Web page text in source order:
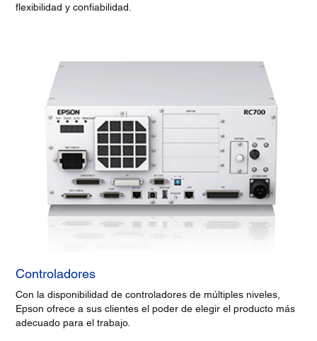
flexibilidad y confiabilidad.
Controladores
Con la disponibilidad de controladores de múltiples niveles,
Epson ofrece a sus clientes el poder de elegir el producto más
adecuado para el trabajo.